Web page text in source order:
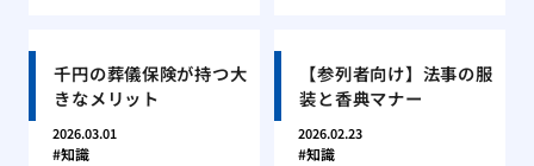
千円の葬儀保険が持つ大
きなメリット
2026.03.01
知識
【参列者向け】法事の服
装と香典マナー
2026.02.23
知識